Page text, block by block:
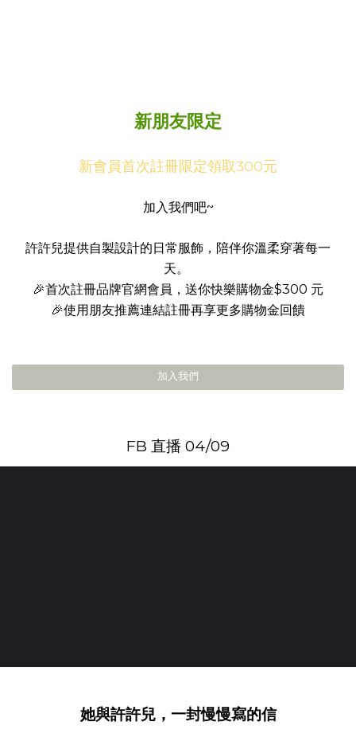
新朋友限定
新會員首次註冊限定領取300元
加入我們吧~
許許兒提供自製設計的日常服飾，陪伴你溫柔穿著每一
天。
🎉首次註冊品牌官網會員，送你快樂購物金$300 元
🎉使用朋友推薦連結註冊再享更多購物金回饋
加入我們
FB 直播 04/09
她與許許兒，一封慢慢寫的信